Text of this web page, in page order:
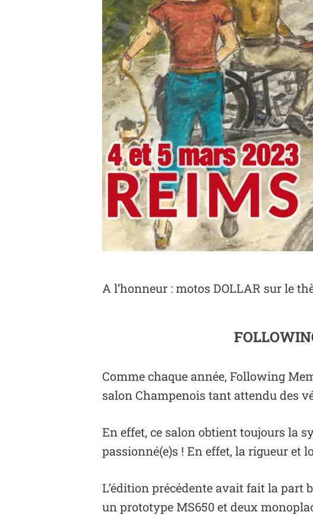
A l’honneur : motos DOLLAR sur le
Comme chaque année, Following
salon Champenois tant attendu des
En effet, ce salon obtient toujours la
passionné(e)s ! En effet, la rigueur et
L’édition précédente avait fait la part
un prototype MS650 et deux